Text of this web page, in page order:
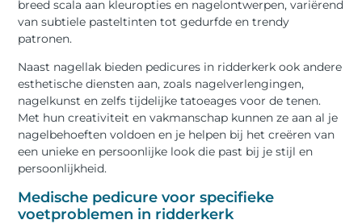
breed scala aan kleuropties en nagelontwerpen, variërend
van subtiele pasteltinten tot gedurfde en trendy
patronen.
Naast nagellak bieden pedicures in ridderkerk ook andere
esthetische diensten aan, zoals nagelverlengingen,
nagelkunst en zelfs tijdelijke tatoeages voor de tenen.
Met hun creativiteit en vakmanschap kunnen ze aan al je
nagelbehoeften voldoen en je helpen bij het creëren van
een unieke en persoonlijke look die past bij je stijl en
persoonlijkheid.
Medische pedicure voor specifieke
voetproblemen in ridderkerk